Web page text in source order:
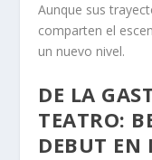
Aunque sus
comparten el
un nuevo nivel.
DE LA
TEATRO:
DEBUT EN